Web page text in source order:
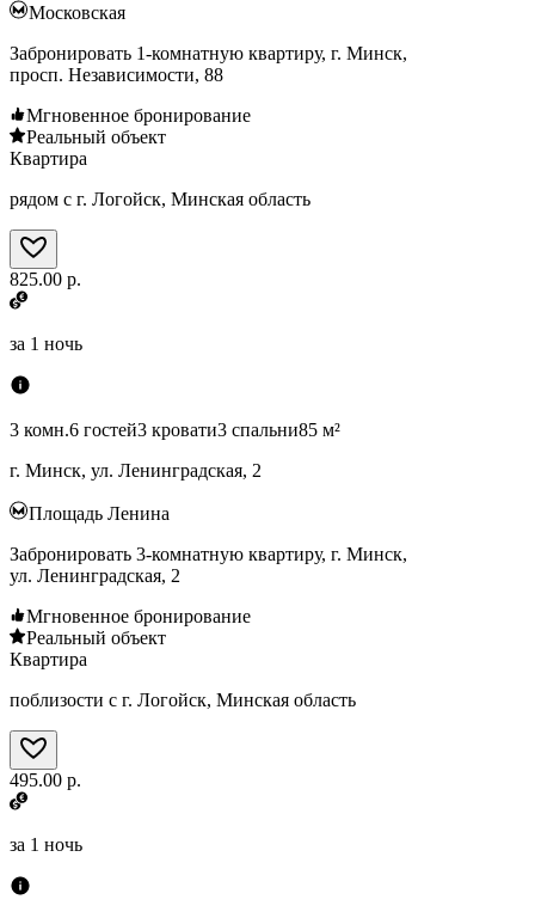
Московская
Забронировать 1-комнатную квартиру, г. Минск,
просп. Независимости, 88
Мгновенное бронирование
Реальный объект
Квартира
рядом с г. Логойск, Минская область
825.00 р.
за 1 ночь
3 комн.6 гостей3 кровати3 спальни85 м²
г. Минск, ул. Ленинградская, 2
Площадь Ленина
Забронировать 3-комнатную квартиру, г. Минск,
ул. Ленинградская, 2
Мгновенное бронирование
Реальный объект
Квартира
поблизости с г. Логойск, Минская область
495.00 р.
за 1 ночь